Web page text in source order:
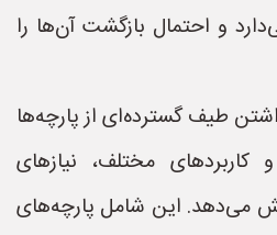
و احتمال بازگشت آن‌ها را
طیف گسترده‌ای از پارچه‌ها
مختلف، نیازهای
می‌دهد. این شامل پارچه‌های